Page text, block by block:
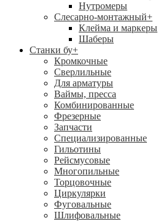
Нутромеры
Слесарно-монтажный+
Клейма и маркеры
Шаберы
Станки бу+
Кромкочные
Сверлильные
Для арматуры
Ваймы, пресса
Комбинированные
Фрезерные
Запчасти
Специализированные
Гильотины
Рейсмусовые
Многопильные
Торцовочные
Циркулярки
Фуговальные
Шлифовальные